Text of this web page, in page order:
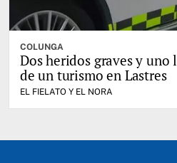
COLUNGA
Dos heridos graves y uno
de un turismo en Lastres
EL FIELATO Y EL NORA